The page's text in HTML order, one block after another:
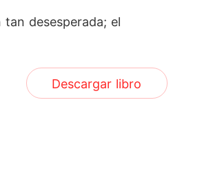
desesperada; el
Descargar libro